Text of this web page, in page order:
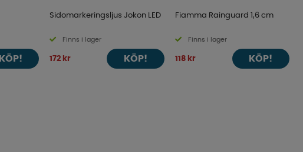
KÖP!
Sidomarkeringsljus Jokon LED
Finns i lager
172 kr KÖP!
Fiamma Rainguard 1,6 cm
Finns i lager
118 kr KÖP!